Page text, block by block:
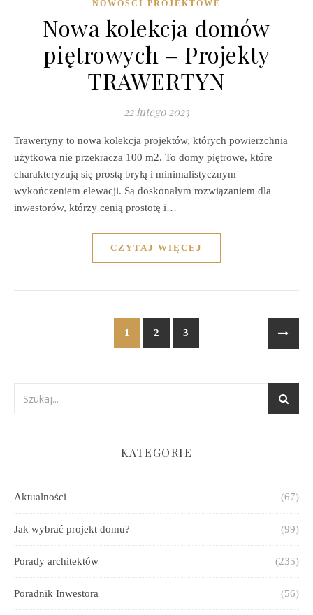
NOWOŚCI PROJEKTOWE
Nowa kolekcja domów
piętrowych – Projekty
TRAWERTYN
22 lutego 2023
Trawertyny to nowa kolekcja projektów, których powierzchnia
użytkowa nie przekracza 100 m2. To domy piętrowe, które
charakteryzują się prostą bryłą i minimalistycznym
wykończeniem elewacji. Są doskonałym rozwiązaniem dla
inwestorów, którzy cenią prostotę i…
CZYTAJ WIĘCEJ
1 2 3
KATEGORIE
Aktualności (67)
Jak wybrać projekt domu? (99)
Porady architektów (235)
Poradnik Inwestora (56)